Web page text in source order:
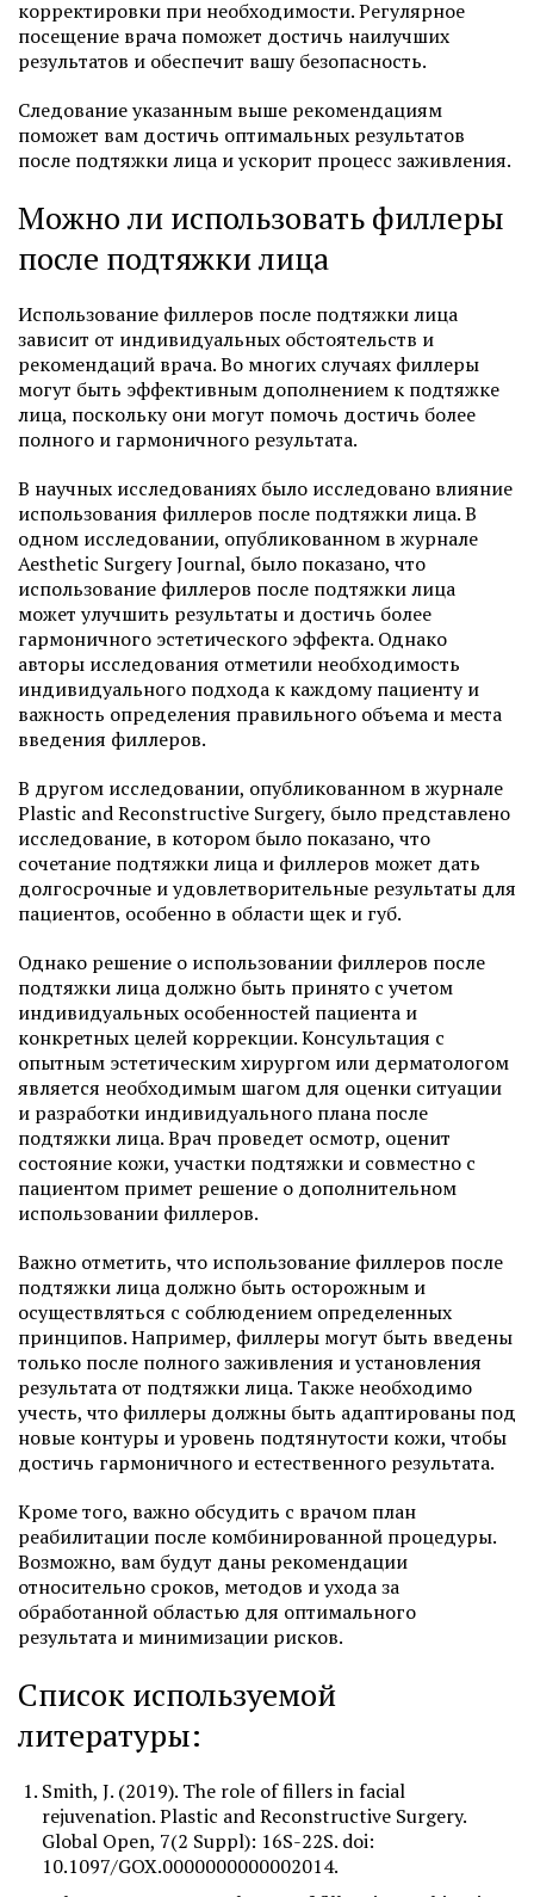
корректировки при необходимости. Регулярное
посещение врача поможет достичь наилучших
результатов и обеспечит вашу безопасность.
Следование указанным выше рекомендациям
поможет вам достичь оптимальных результатов
после подтяжки лица и ускорит процесс заживления.
Можно ли использовать филлеры
после подтяжки лица
Использование филлеров после подтяжки лица
зависит от индивидуальных обстоятельств и
рекомендаций врача. Во многих случаях филлеры
могут быть эффективным дополнением к подтяжке
лица, поскольку они могут помочь достичь более
полного и гармоничного результата.
В научных исследованиях было исследовано влияние
использования филлеров после подтяжки лица. В
одном исследовании, опубликованном в журнале
Aesthetic Surgery Journal, было показано, что
использование филлеров после подтяжки лица
может улучшить результаты и достичь более
гармоничного эстетического эффекта. Однако
авторы исследования отметили необходимость
индивидуального подхода к каждому пациенту и
важность определения правильного объема и места
введения филлеров.
В другом исследовании, опубликованном в журнале
Plastic and Reconstructive Surgery, было представлено
исследование, в котором было показано, что
сочетание подтяжки лица и филлеров может дать
долгосрочные и удовлетворительные результаты для
пациентов, особенно в области щек и губ.
Однако решение о использовании филлеров после
подтяжки лица должно быть принято с учетом
индивидуальных особенностей пациента и
конкретных целей коррекции. Консультация с
опытным эстетическим хирургом или дерматологом
является необходимым шагом для оценки ситуации
и разработки индивидуального плана после
подтяжки лица. Врач проведет осмотр, оценит
состояние кожи, участки подтяжки и совместно с
пациентом примет решение о дополнительном
использовании филлеров.
Важно отметить, что использование филлеров после
подтяжки лица должно быть осторожным и
осуществляться с соблюдением определенных
принципов. Например, филлеры могут быть введены
только после полного заживления и установления
результата от подтяжки лица. Также необходимо
учесть, что филлеры должны быть адаптированы под
новые контуры и уровень подтянутости кожи, чтобы
достичь гармоничного и естественного результата.
Кроме того, важно обсудить с врачом план
реабилитации после комбинированной процедуры.
Возможно, вам будут даны рекомендации
относительно сроков, методов и ухода за
обработанной областью для оптимального
результата и минимизации рисков.
Список используемой
литературы:
Smith, J. (2019). The role of fillers in facial
rejuvenation. Plastic and Reconstructive Surgery.
Global Open, 7(2 Suppl): 16S-22S. doi:
10.1097/GOX.0000000000002014.